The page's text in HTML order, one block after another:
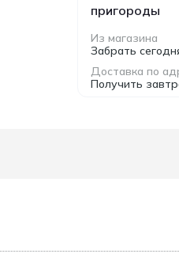
пригороды
Из магазина
Забрать
Доставка по
Получить